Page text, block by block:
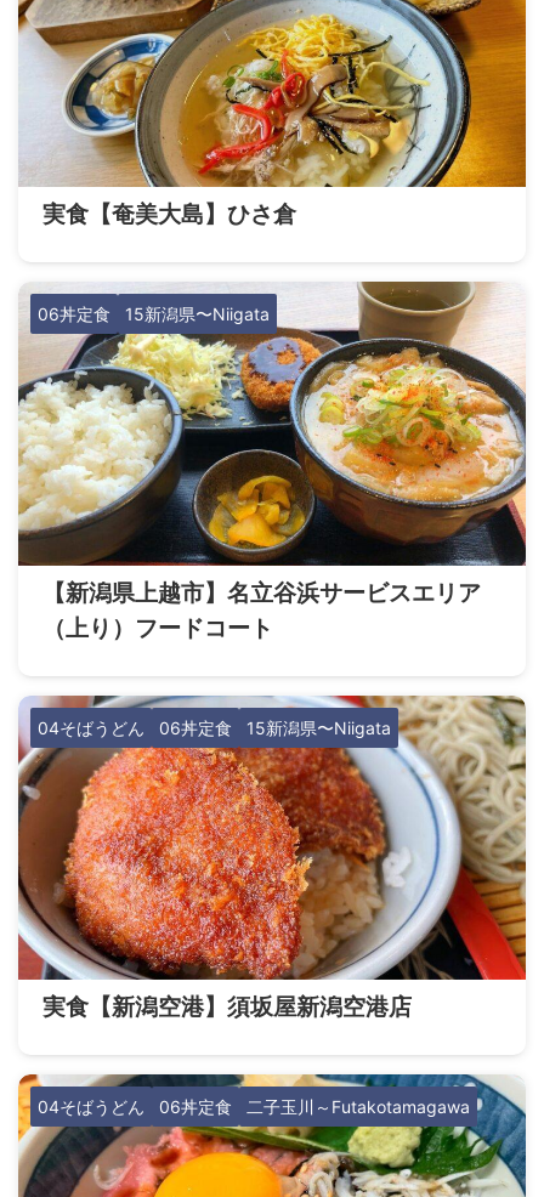
実食【奄美大島】ひさ倉
06丼定食 15新潟県〜Niigata
【新潟県上越市】名立谷浜サービスエリア
（上り）フードコート
04そばうどん 06丼定食 15新潟県〜Niigata
実食【新潟空港】須坂屋新潟空港店
04そばうどん 06丼定食 二子玉川～Futakotamagawa